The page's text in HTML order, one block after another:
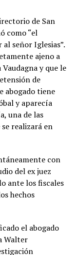
de San
como “el
señor Iglesias”.
ajeno a
y que le
de
abogado tiene
y aparecía
una de las
realizará en
con
del ex juez
ante los fiscales
hechos
el abogado
Walter